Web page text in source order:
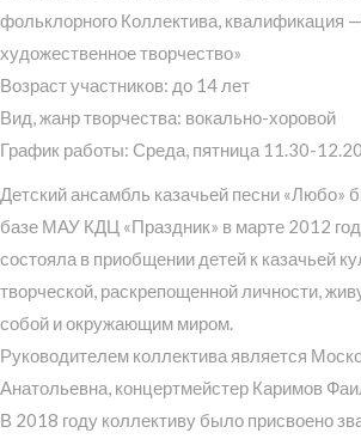
фольклорного Коллектива, квалификация
художественное творчество»
Возраст участников: до 14 лет
Вид, жанр творчества: вокально-хоровой
График работы: Среда, пятница 11.30-12.20
Детский ансамбль казачьей песни «Любо»
базе МАУ КДЦ «Праздник» в марте 2012
состояла в приобщении детей к казачьей
творческой, раскрепощенной личности,
собой и окружающим миром.
Руководителем коллектива является
Анатольевна, концертмейстер Каримов
В 2018 году коллективу было присвоено